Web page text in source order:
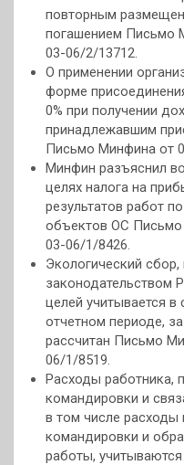
повторным
погашением Письмо
03-06/2/13712.
О применении
форме
0% при получении
принадлежавшим
Письмо Минфина от
Минфин разъяснил
целях налога на
результатов работ
объектов ОС
03-06/1/8426.
Экологический
законодательством
целей учитывается в
отчетном периоде,
рассчитан Письмо
06/1/8519.
Расходы работника,
командировки и
в том числе
командировки и
работы,